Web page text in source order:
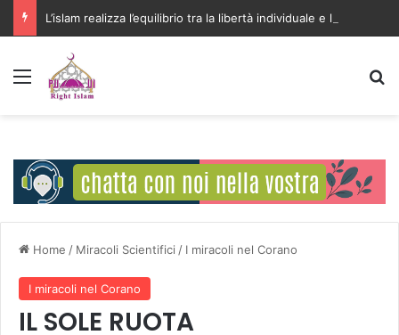
Menu
Home / Miracoli Scientifici / I miracoli nel Corano
I miracoli nel Corano
IL SOLE RUOTA